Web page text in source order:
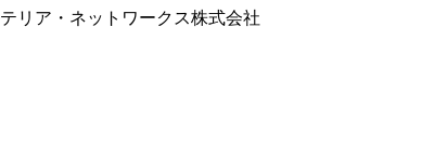
リア・ネットワークス株式会社